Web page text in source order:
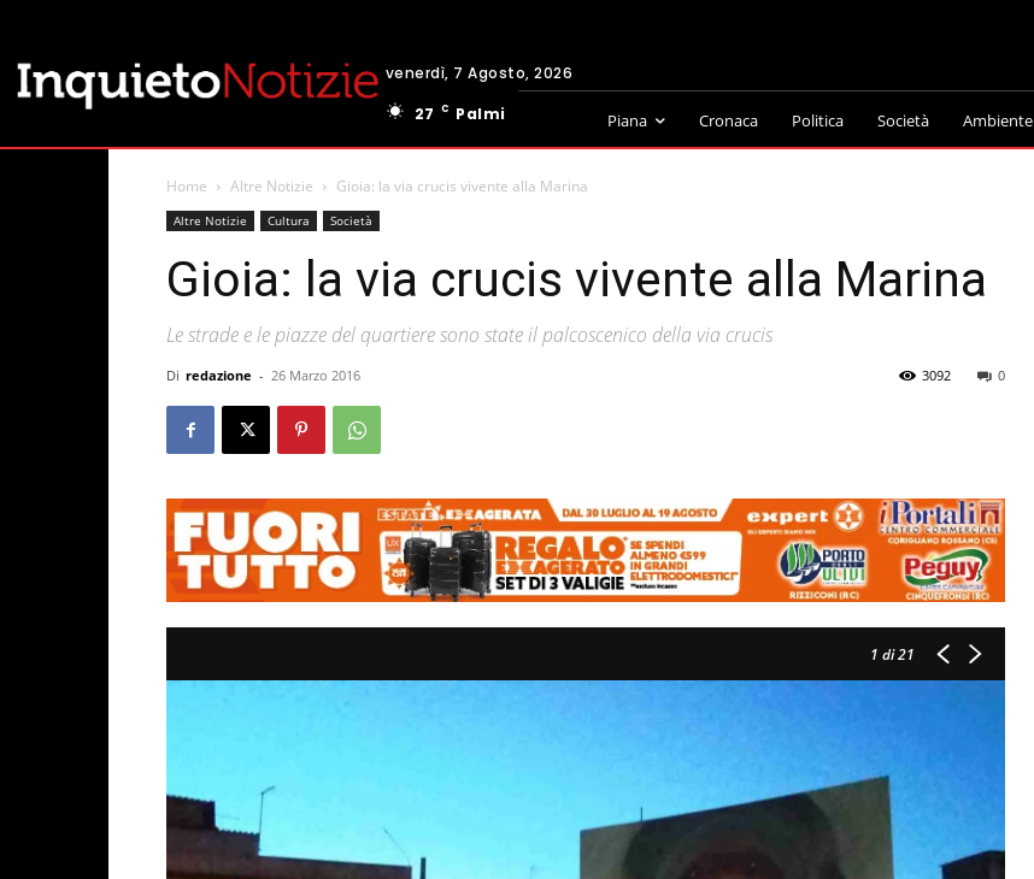
venerdì, 7 Agosto, 2026
27
C Palmi Piana Cronaca Politica Società Ambiente
Home Altre Notizie Gioia: la via crucis vivente alla Marina
Altre Notizie Cultura Società
Gioia: la via crucis vivente alla Marina
Le strade e le piazze del quartiere sono state il palcoscenico della via crucis
Di redazione - 26 Marzo 2016 0
3092
1 di 21